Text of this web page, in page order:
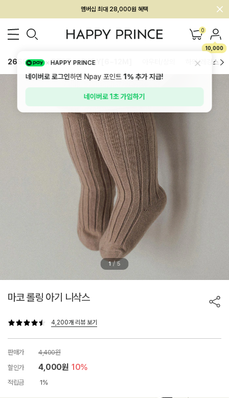
회원전용 아울렛, 가입하면 ~60% 할인!
멤버십 최대 28,000원 혜택 0
10,000
26SS 신상 BEST BABY[6~12M] 하의/레깅스
1 / 5
마코 롤링 아기 니삭스
4,200개 리뷰 보기
판매가
4,400원
할인가
4,000원 10%
적립금 1%
HAPPY PRINCE
네이버로 로그인하면 Npay 포인트1%추가 지급!
네이버로 1초 가입하기